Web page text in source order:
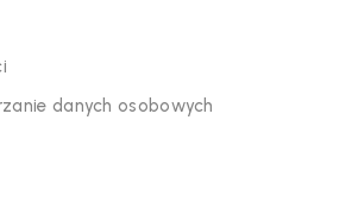
danych osobowych